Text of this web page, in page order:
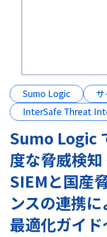
Sumo Logic
InterSafe Threat
Sumo Logic
度な脅威検
SIEMと国産
ンスの連携
最適化ガイド